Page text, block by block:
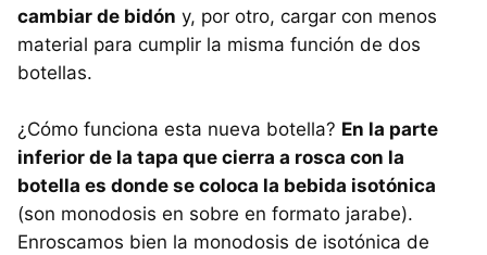
cambiar de bidón y, por otro, cargar con menos
material para cumplir la misma función de dos
botellas.
¿Cómo funciona esta nueva botella? En la parte
inferior de la tapa que cierra a rosca con la
botella es donde se coloca la bebida isotónica
(son monodosis en sobre en formato jarabe).
Enroscamos bien la monodosis de isotónica de